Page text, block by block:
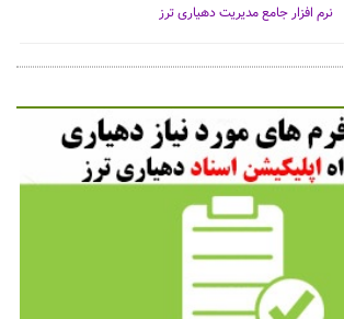
نرم افزار جامع مدیریت دهیاری ترز